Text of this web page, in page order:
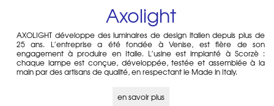
Axolight
AXOLIGHT développe des luminaires de design italien depuis plus de
25 ans. L’entreprise a été fondée à Venise, est fière de son
engagement à produire en Italie. L’usine est implanté à Scorzè :
chaque lampe est conçue, développée, testée et assemblée à la
main par des artisans de qualité, en respectant le Made in Italy.
en savoir plus